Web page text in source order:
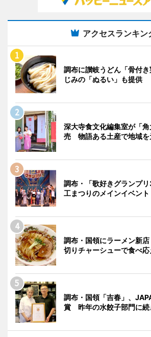
アクセスランキン
調布に讃岐うどん「骨付
じみの「ぬるい」も提供
深大寺食文化編集室が「
売 物語ある土産で地域を
調布・「歌好きグランプ
工まつりのメインイベント
調布・国領にラーメン新
切りチャーシューで食べ応
調布・国領「吉春」、
賞 昨年の水餃子部門に続